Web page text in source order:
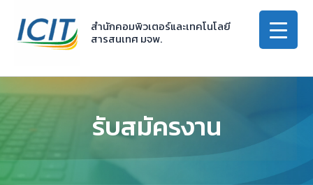
content
สำนักคอมพิวเตอร์และเทคโนโลยี
สารสนเทศ มจพ.
รับสมัครงาน